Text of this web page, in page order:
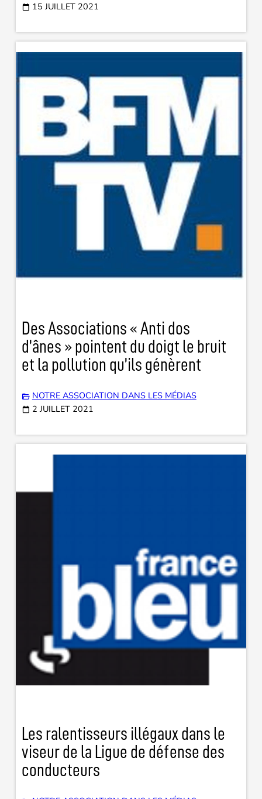
15 JUILLET 2021
Des Associations « Anti dos
d’ânes » pointent du doigt le bruit
et la pollution qu’ils génèrent
NOTRE ASSOCIATION DANS LES MÉDIAS
2 JUILLET 2021
Les ralentisseurs illégaux dans le
viseur de la Ligue de défense des
conducteurs